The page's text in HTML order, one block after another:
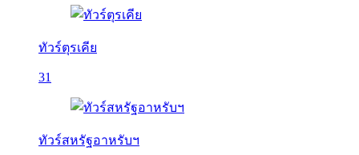
ทัวร์ตุรเคีย
31
ทัวร์สหรัฐอาหรับฯ